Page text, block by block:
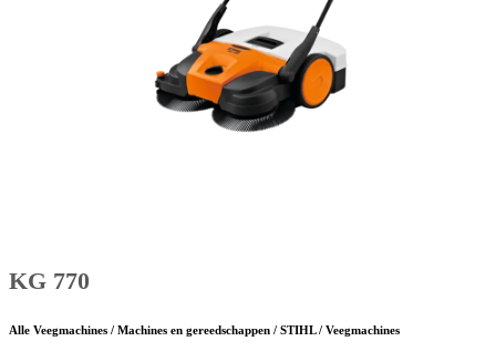
KG 770
Alle Veegmachines / Machines en gereedschappen / STIHL / Veegmachines